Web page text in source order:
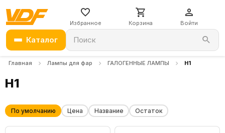
Избранное Корзина Войти
Каталог Поиск
Главная Лампы для фар ГАЛОГЕННЫЕ ЛАМПЫ H1
H1
По умолчанию Цена Название Остаток